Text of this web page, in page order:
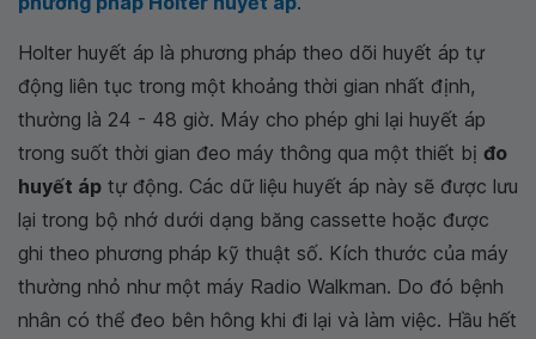
Holter huyết áp là phương pháp theo dõi huyết áp tự
động liên tục trong một khoảng thời gian nhất định,
thường là 24 - 48 giờ. Máy cho phép ghi lại huyết áp
trong suốt thời gian đeo máy thông qua một thiết bị đo
huyết áp tự động. Các dữ liệu huyết áp này sẽ được lưu
lại trong bộ nhớ dưới dạng băng cassette hoặc được
ghi theo phương pháp kỹ thuật số. Kích thước của máy
thường nhỏ như một máy Radio Walkman. Do đó bệnh
nhân có thể đeo bên hông khi đi lại và làm việc. Hầu hết